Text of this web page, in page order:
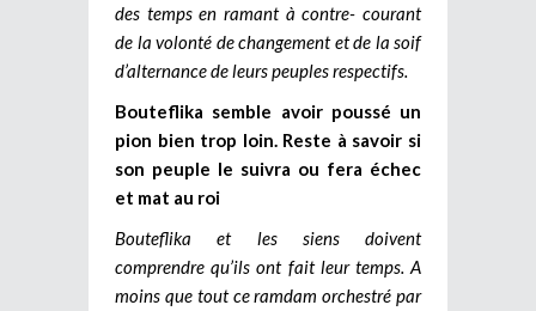
des temps en ramant à contre- courant
de la volonté de changement et de la soif
d’alternance de leurs peuples respectifs.
Bouteflika semble avoir poussé un
pion bien trop loin. Reste à savoir si
son peuple le suivra ou fera échec
et mat au roi
Bouteflika et les siens doivent
comprendre qu’ils ont fait leur temps. A
moins que tout ce ramdam orchestré par